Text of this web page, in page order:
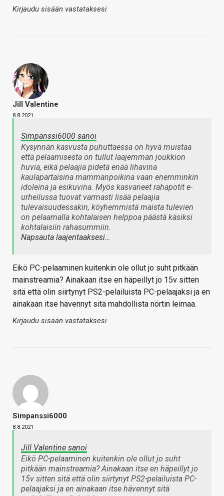
Kirjaudu sisään vastataksesi
Jill Valentine
8.8.2021
Simpanssi6000 sanoi
Kysynnän kasvusta puhuttaessa on hyvä muistaa
että pelaamisesta on tullut laajemman joukkion
huvia, eikä pelaajia pidetä enää lihavina
kaulapartaisina mammanpoikina vaan enemminkin
idoleina ja esikuvina. Myös kasvaneet rahapotit e-
urheilussa tuovat varmasti lisää pelaajia
tulevaisuudessakin, köyhemmistä maista tulevien
on pelaamalla kohtalaisen helppoa päästä käsiksi
kohtalaisiin rahasummiin.
Napsauta laajentaaksesi…
Eikö PC-pelaaminen kuitenkin ole ollut jo suht pitkään
mainstreamia? Ainakaan itse en häpeillyt jo 15v sitten
sitä että olin siirtynyt PS2-pelailuista PC-pelaajaksi ja en
ainakaan itse hävennyt sitä mahdollista nörtin leimaa.
Kirjaudu sisään vastataksesi
Simpanssi6000
8.8.2021
Jill Valentine sanoi
Eikö PC-pelaaminen kuitenkin ole ollut jo suht
pitkään mainstreamia? Ainakaan itse en häpeillyt jo
15v sitten sitä että olin siirtynyt PS2-pelailuista PC-
pelaajaksi ja en ainakaan itse hävennyt sitä